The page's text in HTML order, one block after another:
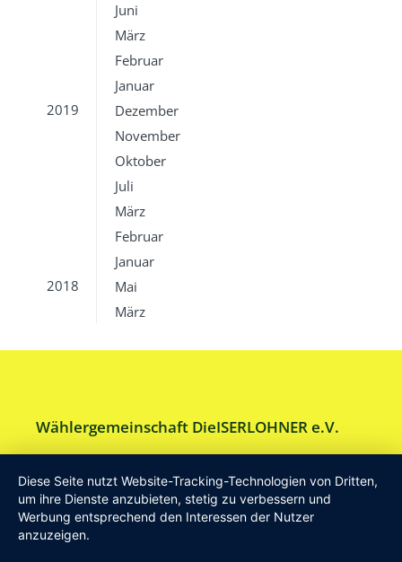
Juni
März
Februar
Januar
2019
Dezember
November
Oktober
Juli
März
Februar
Januar
2018
Mai
März
Wählergemeinschaft DieISERLOHNER e.V.
Am Drillenbusch 11 - 58638 Iserlohn
Tel:Geschäftsstelle 02371-9748599
E-Mail:info [at] DieISERLOHNER.de
Website:
Diese Seite nutzt Website-Tracking-Technologien von Dritten,
um ihre Dienste anzubieten, stetig zu verbessern und
Werbung entsprechend den Interessen der Nutzer
anzuzeigen.